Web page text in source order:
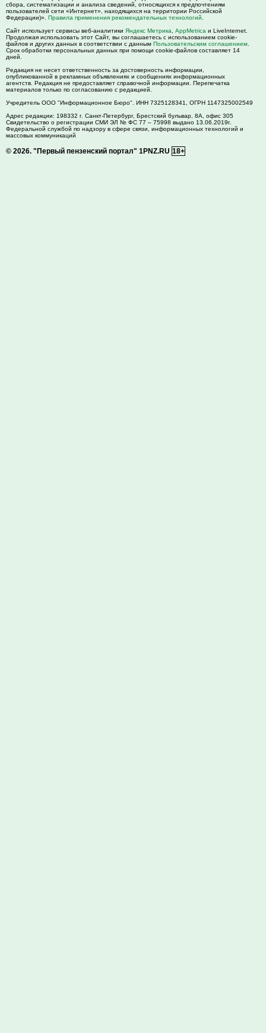
сбора, систематизации и анализа сведений, относящихся к предпочтениям
пользователей сети «Интернет», находящихся на территории Российской
Федерации)». Правила применения рекомендательных технологий
Сайт использует сервисы веб-аналитики Яндекс Метрика AppMetrica и LiveInternet.
Продолжая использовать этот Сайт, вы соглашаетесь с использованием cookie-
файлов и других данных в соответствии с данным Пользовательским соглашением
Срок обработки персональных данных при помощи cookie-файлов составляет 14
дней.
Редакция не несет ответственность за достоверность информации,
опубликованной в рекламных объявлениях и сообщениях информационных
агентств. Редакция не предоставляет справочной информации. Перепечатка
материалов только по согласованию с редакцией.
Учредитель ООО "Информационное Бюро". ИНН 7325128341, ОГРН 1147325002549
Адрес редакции: 198332 г. Санкт-Петербург, Брестский бульвар, 8А, офис 305
Свидетельство о регистрации СМИ ЭЛ № ФС 77 – 75998 выдано 13.06.2019г.
Федеральной службой по надзору в сфере связи, информационных технологий и
массовых коммуникаций
© 2026. "Первый пензенский портал" 1PNZ.RU 18+